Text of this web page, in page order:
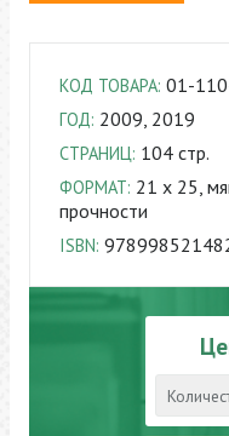
КОД ТОВАРА: 01-
ГОД: 2009, 2019
СТРАНИЦ: 104 стр.
ФОРМАТ: 21 x 25,
прочности
ISBN: